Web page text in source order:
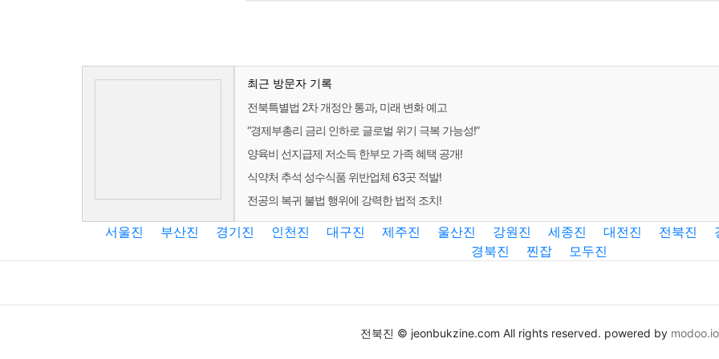
최근 방문자 기록
전북특별법 2차 개정안 통과, 미래 변화 예고
“경제부총리 금리 인하로 글로벌 위기 극복 가능성!”
양육비 선지급제 저소득 한부모 가족 혜택 공개!
식약처 추석 성수식품 위반업체 63곳 적발!
전공의 복귀 불법 행위에 강력한 법적 조치!
서울진 부산진 경기진 인천진 대구진 제주진 울산진 강원진 세종진 대전진 전북진
경북진
찐잡 모두진
전북진 © jeonbukzine.com All rights reserved. powered by modoo.io